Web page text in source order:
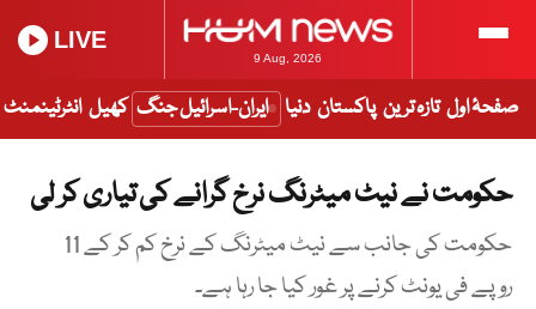
9 Aug, 2026
LIVE
صفحۂ اول تازہ ترین پاکستان دنیا ایران-اسرائیل جنگ کھیل انٹرٹینمنٹ
حکومت نے نیٹ میٹرنگ نرخ گرانے کی تیاری کر لی
حکومت کی جانب سے نیٹ میٹرنگ کے نرخ کم کر کے 11
روپے فی یونٹ کرنے پر غور کیا جا رہا ہے۔